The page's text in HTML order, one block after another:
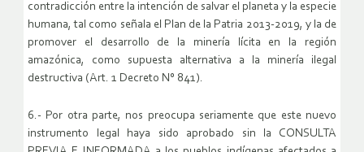
contradicción entre la intención de salvar el planeta y la especie
humana, tal como señala el Plan de la Patria 2013-2019, y la de
promover el desarrollo de la minería lícita en la región
amazónica, como supuesta alternativa a la minería ilegal
destructiva (Art. 1 Decreto N° 841).
6.- Por otra parte, nos preocupa seriamente que este nuevo
instrumento legal haya sido aprobado sin la CONSULTA